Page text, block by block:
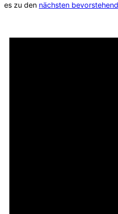
es zu den nächsten